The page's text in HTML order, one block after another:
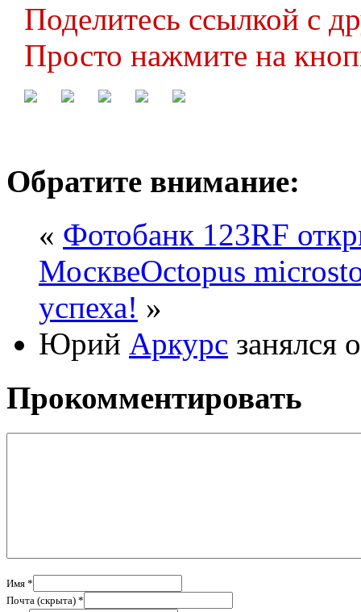
Поделитесь ссылкой с
Просто нажмите на
Обратите внимание:
« Фотобанк 123RF
МосквеOctopus
успеха! »
Юрий Аркурс занялся
Прокомментировать
Имя *
Почта (скрыта) *